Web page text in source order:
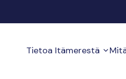
Tietoa Itämerestä